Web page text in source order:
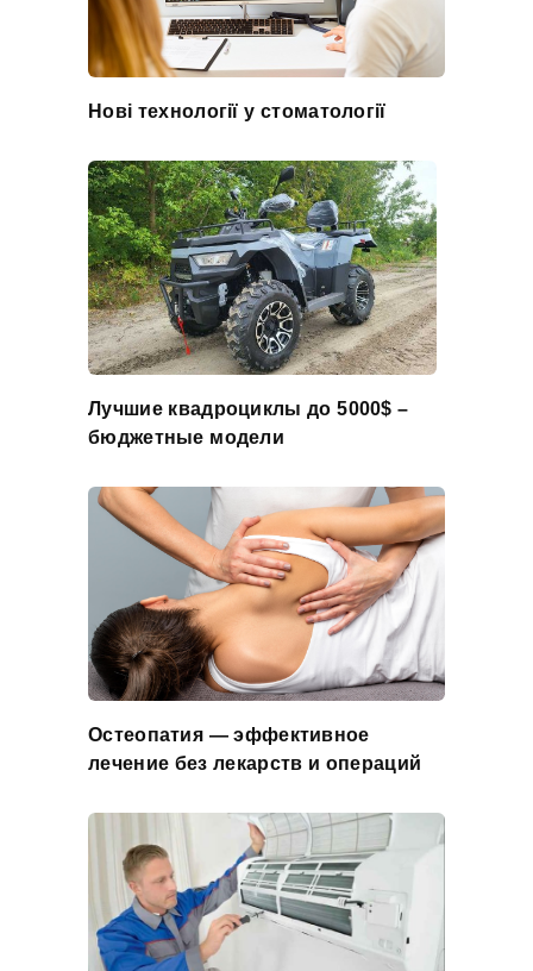
Нові технології у стоматології
Лучшие квадроциклы до 5000$ –
бюджетные модели
Остеопатия — эффективное
лечение без лекарств и операций